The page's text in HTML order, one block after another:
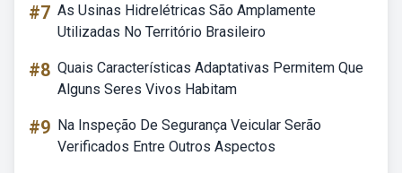
#7 As Usinas Hidrelétricas São Amplamente
Utilizadas No Território Brasileiro
#8 Quais Características Adaptativas Permitem Que
Alguns Seres Vivos Habitam
#9 Na Inspeção De Segurança Veicular Serão
Verificados Entre Outros Aspectos